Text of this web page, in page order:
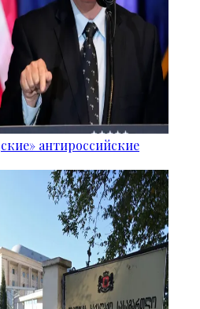
антироссийские